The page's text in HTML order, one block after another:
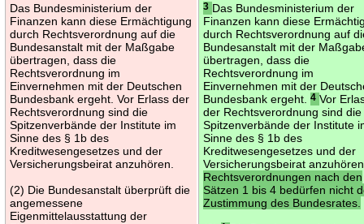
Das Bundesministerium der
Finanzen kann diese Ermächtigung
durch Rechtsverordnung auf die
Bundesanstalt mit der Maßgabe
übertragen, dass die
Rechtsverordnung im
Einvernehmen mit der Deutschen
Bundesbank ergeht. Vor Erlass der
Rechtsverordnung sind die
Spitzenverbände der Institute im
Sinne des § 1b des
Kreditwesengesetzes und der
Versicherungsbeirat anzuhören.
(2) Die Bundesanstalt überprüft die
angemessene
Eigenmittelausstattung der
3 Das Bundesministerium der
Finanzen kann diese
durch Rechtsverordnung auf
Bundesanstalt mit der
übertragen, dass die
Rechtsverordnung im
Einvernehmen mit der
Bundesbank ergeht.4 Vor
der Rechtsverordnung sind die
Spitzenverbände der Institute
Sinne des § 1b des
Kreditwesengesetzes und der
Versicherungsbeirat
Rechtsverordnungen nach den
Sätzen 1 bis 4 bedürfen nicht
Zustimmung des Bundesrates.